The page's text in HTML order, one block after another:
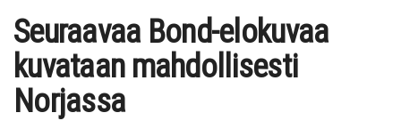
Seuraavaa Bond-elokuvaa
kuvataan mahdollisesti
Norjassa